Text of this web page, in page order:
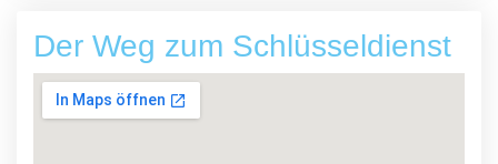
Der Weg zum Schlüsseldienst